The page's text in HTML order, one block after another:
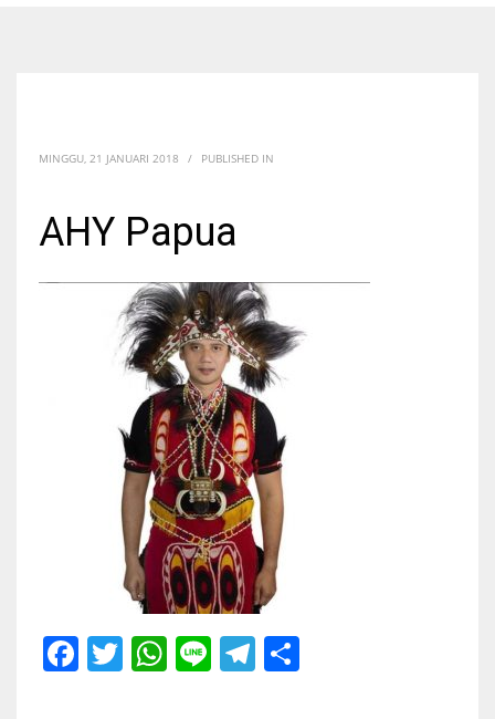
MINGGU, 21 JANUARI 2018 / PUBLISHED IN
AHY Papua
Facebook
Twitter
WhatsApp
LineTelegram